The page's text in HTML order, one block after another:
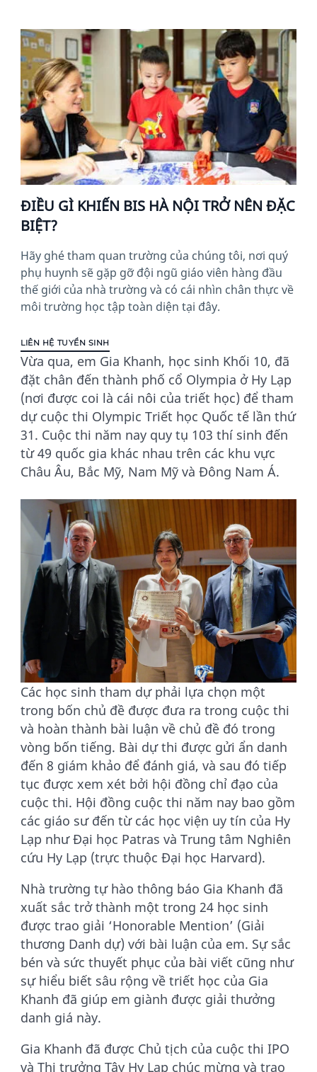
ĐIỀU GÌ KHIẾN BIS HÀ NỘI TRỞ NÊN ĐẶC
BIỆT?
Hãy ghé tham quan trường của chúng tôi, nơi quý
phụ huynh sẽ gặp gỡ đội ngũ giáo viên hàng đầu
thế giới của nhà trường và có cái nhìn chân thực về
môi trường học tập toàn diện tại đây.
LIÊN HỆ TUYỂN SINH
Vừa qua, em Gia Khanh, học sinh Khối 10, đã
đặt chân đến thành phố cổ Olympia ở Hy Lạp
(nơi được coi là cái nôi của triết học) để tham
dự cuộc thi Olympic Triết học Quốc tế lần thứ
31. Cuộc thi năm nay quy tụ 103 thí sinh đến
từ 49 quốc gia khác nhau trên các khu vực
Châu Âu, Bắc Mỹ, Nam Mỹ và Đông Nam Á.
Các học sinh tham dự phải lựa chọn một
trong bốn chủ đề được đưa ra trong cuộc thi
và hoàn thành bài luận về chủ đề đó trong
vòng bốn tiếng. Bài dự thi được gửi ẩn danh
đến 8 giám khảo để đánh giá, và sau đó tiếp
tục được xem xét bởi hội đồng chỉ đạo của
cuộc thi. Hội đồng cuộc thi năm nay bao gồm
các giáo sư đến từ các học viện uy tín của Hy
Lạp như Đại học Patras và Trung tâm Nghiên
cứu Hy Lạp (trực thuộc Đại học Harvard).
Nhà trường tự hào thông báo Gia Khanh đã
xuất sắc trở thành một trong 24 học sinh
được trao giải ‘Honorable Mention’ (Giải
thương Danh dự) với bài luận của em. Sự sắc
bén và sức thuyết phục của bài viết cũng như
sự hiểu biết sâu rộng về triết học của Gia
Khanh đã giúp em giành được giải thưởng
danh giá này.
Gia Khanh đã được Chủ tịch của cuộc thi IPO
và Thị trưởng Tây Hy Lạp chúc mừng và trao